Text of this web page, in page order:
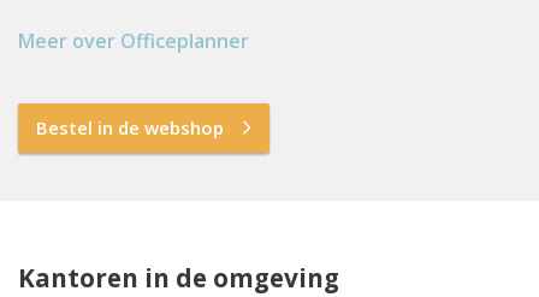
Meer over Officeplanner
Bestel in de webshop
Kantoren in de omgeving